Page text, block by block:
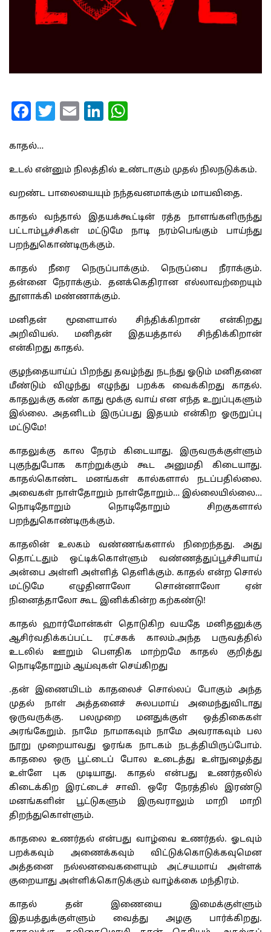
Facebook
Twitter
EmailLinkedIn
காதல்…
உடல் என்னும் நிலத்தில் உண்டாகும் முதல் நிலநடுக்கம்.
வறண்ட பாலையையும் நந்தவனமாக்கும் மாயவிதை.
காதல் வந்தால் இதயக்கூட்டின் ரத்த நாளங்களிருந்து
பட்டாம்பூச்சிகள் மட்டுமே நாடி நரம்பெங்கும் பாய்ந்து
பறந்துகொண்டிருக்கும்.
காதல் நீரை நெருப்பாக்கும். நெருப்பை நீராக்கும்.
தன்னை நேராக்கும். தனக்கெதிரான எல்லாவற்றையும்
தூளாக்கி மண்ணாக்கும்.
மனிதன் மூளையால் சிந்திக்கிறான் என்கிறது
அறிவியல். மனிதன் இதயத்தால் சிந்திக்கிறான்
என்கிறது காதல்.
குழந்தையாய்ப் பிறந்து தவழ்ந்து நடந்து ஓடும் மனிதனை
மீண்டும் விழுந்து எழுந்து பறக்க வைக்கிறது காதல்.
காதலுக்கு கண் காது மூக்கு வாய் என எந்த உறுப்புகளும்
இல்லை. அதனிடம் இருப்பது இதயம் என்கிற ஓருறுப்பு
மட்டுமே!
காதலுக்கு கால நேரம் கிடையாது. இருவருக்குள்ளும்
புகுந்துபோக காற்றுக்கும் கூட அனுமதி கிடையாது.
காதல்கொண்ட மனங்கள் கால்களால் நடப்பதில்லை.
அவைகள் நாள்தோறும் நாள்தோறும்… இல்லையில்லை…
நொடிதோறும் நொடிதோறும் சிறகுகளால்
பறந்துகொண்டிருக்கும்.
காதலின் உலகம் வண்ணங்களால் நிறைந்தது. அது
தொட்டதும் ஒட்டிக்கொள்ளும் வண்ணத்துப்பூச்சியாய்
அன்பை அள்ளி அள்ளித் தெளிக்கும். காதல் என்ற சொல்
மட்டுமே எழுதினாலோ சொன்னாலோ ஏன்
நினைத்தாலோ கூட இனிக்கின்ற கற்கண்டு!
காதல் ஹார்மோன்கள் தொடுகிற வயதே மனிதனுக்கு
ஆசிர்வதிக்கப்பட்ட ரட்சகக் காலம்.அந்த பருவத்தில்
உடலில் ஊறும் பௌதிக மாற்றமே காதல் குறித்து
நொடிதோறும் ஆய்வுகள் செய்கிறது
.தன் இணையிடம் காதலைச் சொல்லப் போகும் அந்த
முதல் நாள் அத்தனைச் சுலபமாய் அமைந்துவிடாது
ஒருவருக்கு. பலமுறை மனதுக்குள் ஒத்திகைகள்
அரங்கேறும். நாமே நாமாகவும் நாமே அவராகவும் பல
நூறு முறையாவது ஓரங்க நாடகம் நடத்தியிருப்போம்.
காதலை ஒரு பூட்டைப் போல உடைத்து உள்நுழைத்து
உள்ளே புக முடியாது. காதல் என்பது உணர்தலில்
கிடைக்கிற இரட்டைச் சாவி. ஒரே நேரத்தில் இரண்டு
மனங்களின் பூட்டுகளும் இருவராலும் மாறி மாறி
திறந்துகொள்ளும்.
காதலை உணர்தல் என்பது வாழ்வை உணர்தல். ஓடவும்
பறக்கவும் அணைக்கவும் விட்டுக்கொடுக்கவுமென
அத்தனை நல்லனவைகளையும் அட்சயமாய் அள்ளக்
குறையாது அள்ளிக்கொடுக்கும் வாழ்க்கை மந்திரம்.
காதல் தன் இணையை இமைக்குள்ளும்
இதயத்துக்குள்ளும் வைத்து அழகு பார்க்கிறது.